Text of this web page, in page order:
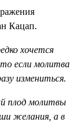
Кацап.
хочется
если молитва
измениться.
плод молитвы
желания, а в